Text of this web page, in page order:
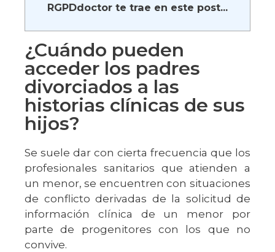
RGPDdoctor te trae en este post...
¿Cuándo pueden
acceder los padres
divorciados a las
historias clínicas de sus
hijos?
Se suele dar con cierta frecuencia que los
profesionales sanitarios que atienden a
un menor, se encuentren con situaciones
de conflicto derivadas de la solicitud de
información clínica de un menor por
parte de progenitores con los que no
convive.